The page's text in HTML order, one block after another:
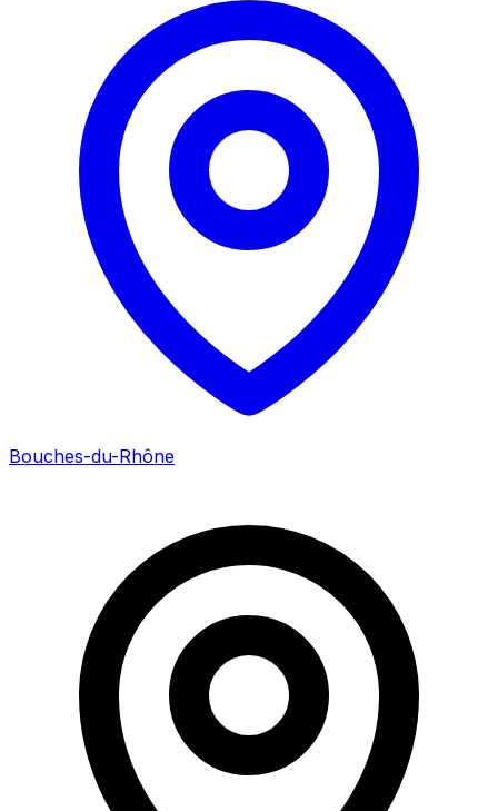
Bouches-du-Rhône